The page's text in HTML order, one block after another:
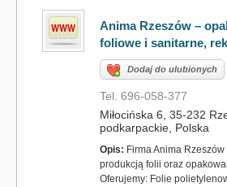
Anima Rzeszów –
foliowe i sanitarne,
Dodaj do ulubionych
Tel. 696-058-377
Miłocińska 6, 35-232
podkarpackie, Polska
Opis: Firma Anima
produkcją folii oraz
Oferujemy: Folie